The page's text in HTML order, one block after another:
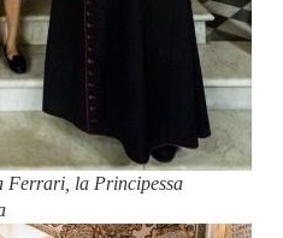
Ferrari, la Principessa